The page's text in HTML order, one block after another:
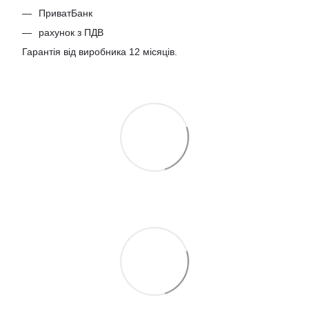
ПриватБанк
рахунок з ПДВ
Гарантія від виробника 12 місяців.